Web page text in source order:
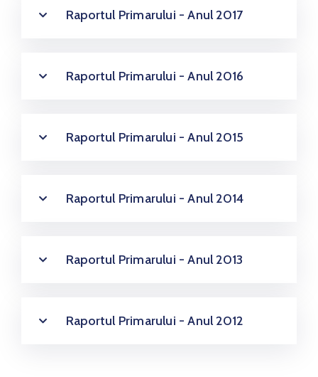
Raportul Primarului - Anul 2017
Raportul Primarului - Anul 2016
Raportul Primarului - Anul 2015
Raportul Primarului - Anul 2014
Raportul Primarului - Anul 2013
Raportul Primarului - Anul 2012